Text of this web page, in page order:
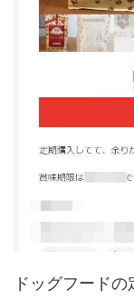
ドッグフード